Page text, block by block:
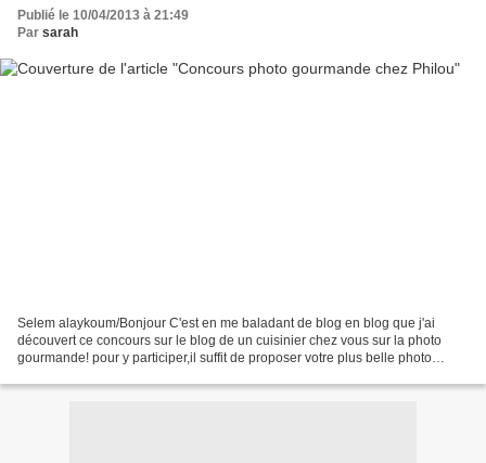
Publié le 10/04/2013 à 21:49
Par sarah
Selem alaykoum/Bonjour C'est en me baladant de blog en blog que j'ai
découvert ce concours sur le blog de un cuisinier chez vous sur la photo
gourmande! pour y participer,il suffit de proposer votre plus belle photo